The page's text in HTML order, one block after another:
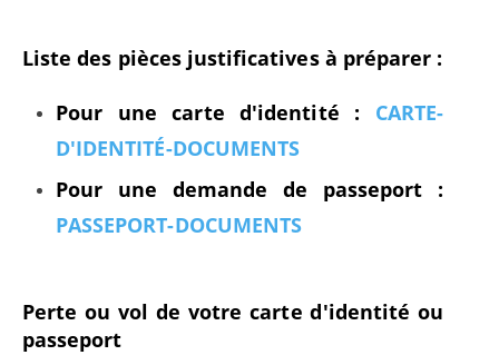
Liste des pièces justificatives à préparer :
Pour une carte d'identité : CARTE-
D'IDENTITÉ-DOCUMENTS
Pour une demande de passeport :
PASSEPORT-DOCUMENTS
Perte ou vol de votre carte d'identité ou
passeport